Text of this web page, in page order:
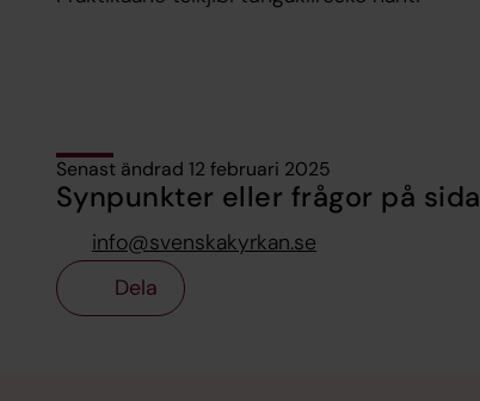
Senast ändrad 12 februari 2025
Synpunkter eller frågor på
info@svenskakyrkan.se
Dela